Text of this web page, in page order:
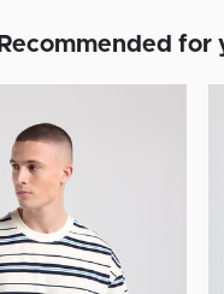
Recommended for